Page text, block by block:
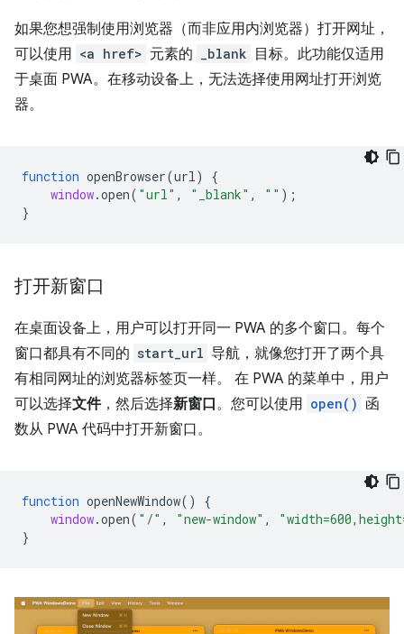
如果您想强制使用浏览器（而非应用内浏览器）打开网址，
可以使用 <a href> 元素的 _blank 目标。此功能仅适用
于桌面 PWA。在移动设备上，无法选择使用网址打开浏览
器。
function openBrowser(url )
{
window.open( "url" , "_blank" , "" );
}
打开新窗口
在桌面设备上，用户可以打开同一 PWA 的多个窗口。每个
窗口都具有不同的 start_url 导航，就像您打开了两个具
有相同网址的浏览器标签页一样。 在 PWA 的菜单中，用户
可以选择文件，然后选择新窗口。您可以使用 open() 函
数从 PWA 代码中打开新窗口。
function openNewWindow()
{
window.open( "/" , "new-window" ,
}